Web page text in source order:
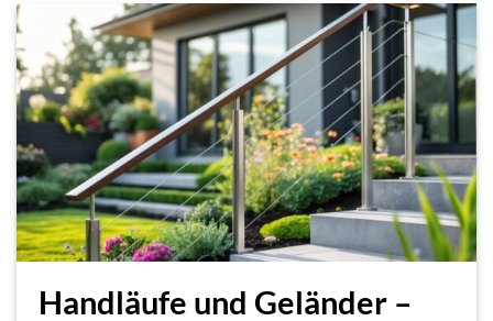
Handläufe und Geländer –